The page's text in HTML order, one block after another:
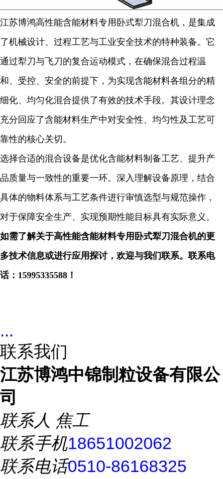
江苏博鸿高性能含能材料专用卧式犁刀混合机，是集成
了机械设计、过程工艺与工业安全技术的特种装备。它
通过犁刀与飞刀的复合运动模式，在确保混合过程温
和、受控、安全的前提下，为实现含能材料各组分的精
细化、均匀化混合提供了有效的技术手段。其设计理念
充分回应了含能材料生产中对安全性、均匀性及工艺可
靠性的核心关切。
选择合适的混合设备是优化含能材料制备工艺、提升产
品质量与一致性的重要一环。深入理解设备原理，结合
具体的物料体系与工艺条件进行审慎选型与规范操作，
对于保障安全生产、实现预期性能目标具有实际意义。
如需了解关于高性能含能材料专用卧式犁刀混合机的更
多技术信息或进行应用探讨，欢迎与我们联系。 联系电
话：15995335588 ！
...
联系我们
江苏博鸿中锦制粒设备有限公
司
联系人 焦工
联系手机18651002062
联系电话0510-86168325